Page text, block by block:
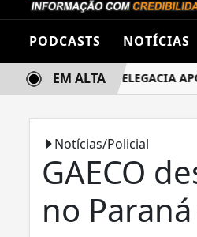
PODCASTS NOTÍCIAS
TERMINA NA DELEGACIA APÓS
EM ALTA
Notícias/Policial
GAECO
no